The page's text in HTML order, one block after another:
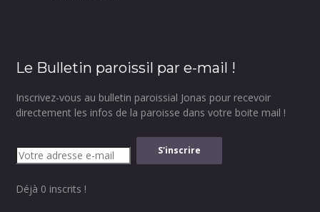
Le Bulletin paroissil par e-mail !
Inscrivez-vous au bulletin paroissial Jonas pour recevoir
directement les infos de la paroisse dans votre boite mail !
Déjà 0 inscrits !